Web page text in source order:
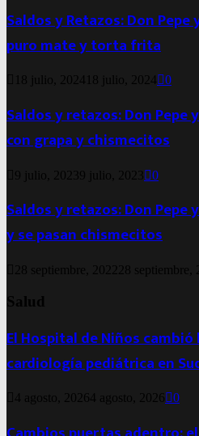
Saldos y Retazos: Don Pepe
puro mate y torta frita
18 julio, 2024 18 julio, 2024 0
Saldos y retazos: Don Pepe
con grapa y chismecitos
9 julio, 20239 julio, 2023 0
Saldos y retazos: Don Pepe
y se pasan chismecitos
28 septiembre, 2022 28 septiembre,
Salud
El Hospital de Niños
cardiología pediátrica en
4 agosto, 20264 agosto, 2026 0